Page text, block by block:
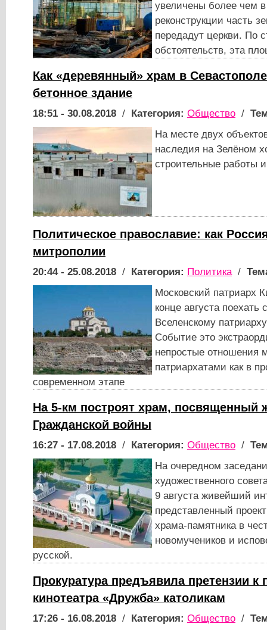
увеличены более чем
реконструкции часть
передадут церкви. По
обстоятельств, эта
Как «деревянный» храм в
бетонное здание
18:51 - 30.08.2018 / Категория: Общество /
На месте двух
наследия на Зелёном
строительные работы
Политическое православие: как
митрополии
20:44 - 25.08.2018 / Категория: Политика/
Московский патриарх
конце августа поехать
Вселенскому
Событие это
непростые отношения
патриархатами как в
современном этапе
На 5-км построят храм, посвященный
Гражданской войны
16:27 - 17.08.2018 / Категория: Общество /
На очередном
художественного
9 августа живейший
представленный
храма-памятника в
новомучеников и
русской.
Прокуратура предъявила претензии к
кинотеатра «Дружба» католикам
17:26 - 16.08.2018 / Категория: Общество /